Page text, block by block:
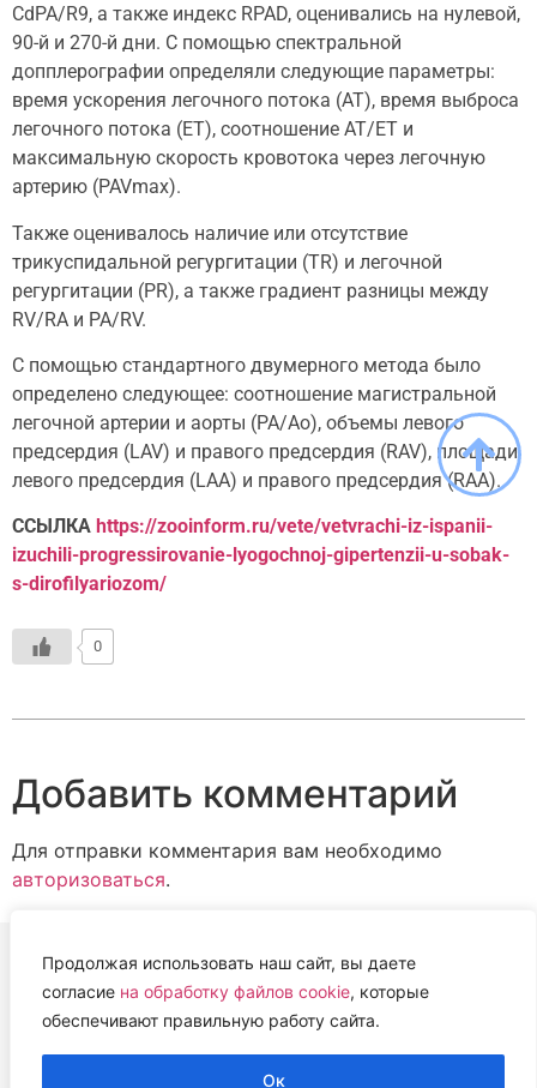
Продолжая использовать наш сайт, вы даете
согласие на обработку файлов cookie, которые
обеспечивают правильную работу сайта.
Ок
CdPA/R9, а также индекс RPAD, оценивались на нулевой,
90-й и 270-й дни. С помощью спектральной
допплерографии определяли следующие параметры:
время ускорения легочного потока (AT), время выброса
легочного потока (ET), соотношение AT/ET и
максимальную скорость кровотока через легочную
артерию (PAVmax).
Также оценивалось наличие или отсутствие
трикуспидальной регургитации (TR) и легочной
регургитации (PR), а также градиент разницы между
RV/RA и PA/RV.
С помощью стандартного двумерного метода было
определено следующее: соотношение магистральной
легочной артерии и аорты (PA/Ao), объемы левого
предсердия (LAV) и правого предсердия (RAV), площади
левого предсердия (LAA) и правого предсердия (RAA).
ССЫЛКА https://zooinform.ru/vete/vetvrachi-iz-ispanii-
izuchili-progressirovanie-lyogochnoj-gipertenzii-u-sobak-
s-dirofilyariozom/
0
Добавить комментарий
Для отправки комментария вам необходимо
авторизоваться.
ВЕТЕРИНАРНАЯ АССОЦИАЦИЯ
НИЖЕГОРОДСКОЙ ОБЛАСТИ (НОВА)
2022 г.